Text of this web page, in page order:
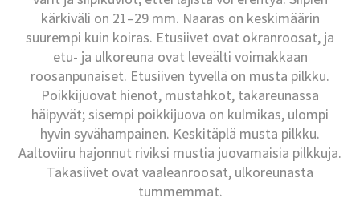
kärkiväli on 21–29 mm. Naaras on keskimäärin
suurempi kuin koiras. Etusiivet ovat okranroosat, ja
etu- ja ulkoreuna ovat leveälti voimakkaan
roosanpunaiset. Etusiiven tyvellä on musta pilkku.
Poikkijuovat hienot, mustahkot, takareunassa
häipyvät; sisempi poikkijuova on kulmikas, ulompi
hyvin syvähampainen. Keskitäplä musta pilkku.
Aaltoviiru hajonnut riviksi mustia juovamaisia pilkkuja.
Takasiivet ovat vaaleanroosat, ulkoreunasta
tummemmat.